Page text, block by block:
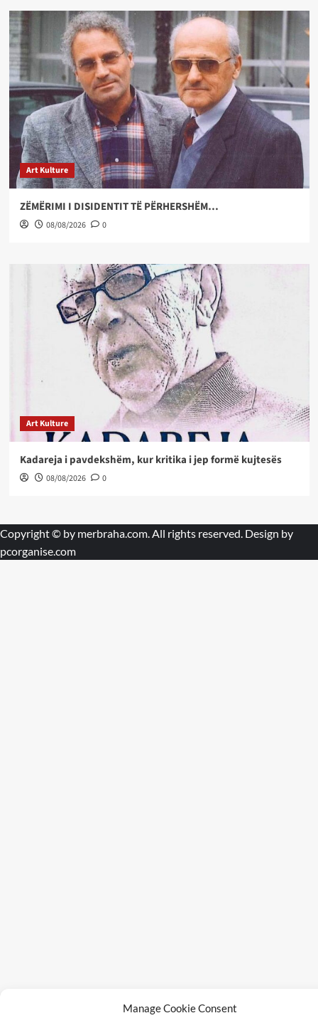
Manage Cookie Consent
Art Kulture
ZËMËRIMI I DISIDENTIT TË PËRHERSHËM…
08/08/2026 0
Art Kulture
Kadareja i pavdekshëm, kur kritika i jep formë kujtesës
08/08/2026 0
Copyright © by merbraha.com. All rights reserved. Design by
pcorganise.com